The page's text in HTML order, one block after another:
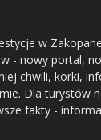
w
- nowy portal,
chwili, korki,
Dla turystów
fakty -